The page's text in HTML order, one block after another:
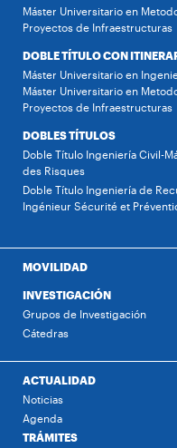
Máster Universitario en
Proyectos de Infraestructuras
DOBLE TÍTULO CON
Máster Universitario en
Máster Universitario en
Proyectos de Infraestructuras
DOBLES TÍTULOS
Doble Título Ingeniería Civil-
des Risques
Doble Título Ingeniería de
Ingénieur Sécurité et
MOVILIDAD
INVESTIGACIÓN
Grupos de Investigación
Cátedras
ACTUALIDAD
Noticias
Agenda
TRÁMITES